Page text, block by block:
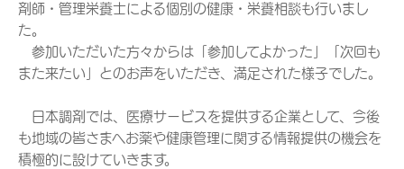
剤師・管理栄養士による個別の健康・栄養相談も行いまし
た。
参加いただいた方々からは「参加してよかった」「次回も
また来たい」とのお声をいただき、満足された様子でした。
日本調剤では、医療サービスを提供する企業として、今後
も地域の皆さまへお薬や健康管理に関する情報提供の機会を
積極的に設けていきます。